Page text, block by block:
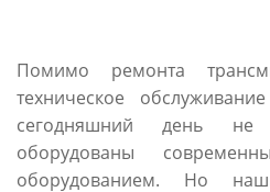
Помимо ремонта
техническое
сегодняшний день не
оборудованы
оборудованием. Но